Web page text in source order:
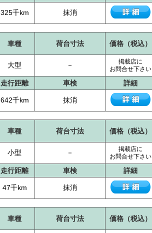
325千km 抹消
車種 荷台寸法 価格（税込）
大型 －
掲載店に
お問合せ下さい
走行距離 車検 詳細
642千km 抹消
車種 荷台寸法 価格（税込）
小型 －
掲載店に
お問合せ下さい
走行距離 車検 詳細
47千km 抹消
車種 荷台寸法 価格（税込）